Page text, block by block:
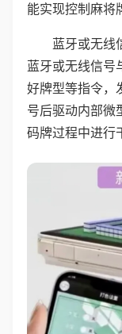
能实现控制麻将
蓝牙或无线
蓝牙或无线信号
好牌型等指令，
号后驱动内部微
码牌过程中进行